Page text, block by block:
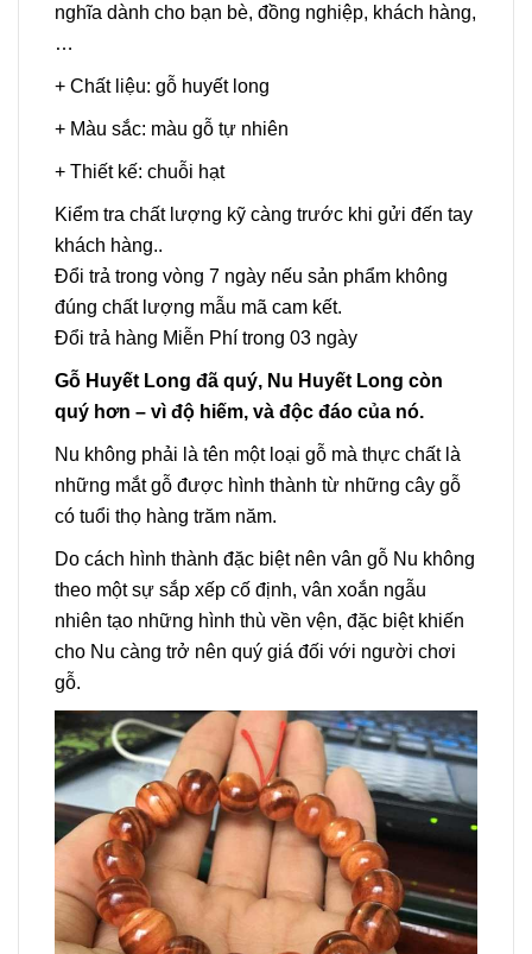
nghĩa dành cho bạn bè, đồng nghiệp, khách hàng,
…
+ Chất liệu: gỗ huyết long
+ Màu sắc: màu gỗ tự nhiên
+ Thiết kế: chuỗi hạt
Kiểm tra chất lượng kỹ càng trước khi gửi đến tay
khách hàng..
Đổi trả trong vòng 7 ngày nếu sản phẩm không
đúng chất lượng mẫu mã cam kết.
Đổi trả hàng Miễn Phí trong 03 ngày
Gỗ Huyết Long đã quý, Nu Huyết Long còn
quý hơn – vì độ hiếm, và độc đáo của nó.
Nu không phải là tên một loại gỗ mà thực chất là
những mắt gỗ được hình thành từ những cây gỗ
có tuổi thọ hàng trăm năm.
Do cách hình thành đặc biệt nên vân gỗ Nu không
theo một sự sắp xếp cố định, vân xoắn ngẫu
nhiên tạo những hình thù vền vện, đặc biệt khiến
cho Nu càng trở nên quý giá đối với người chơi
gỗ.